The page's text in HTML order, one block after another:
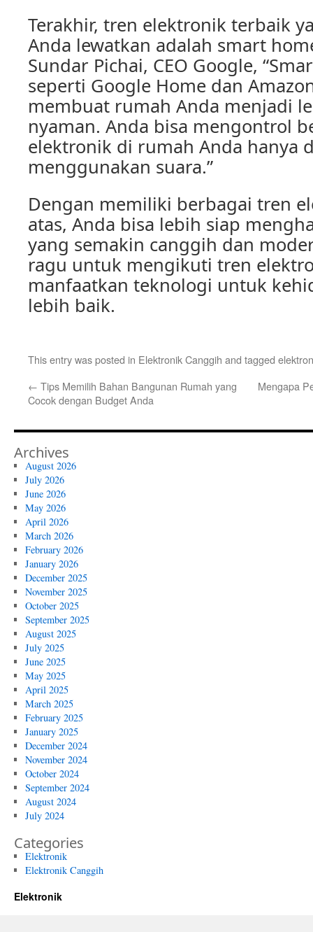
Terakhir, tren elektronik terbaik
Anda lewatkan adalah smart
Sundar Pichai, CEO Google,
seperti Google Home dan
membuat rumah Anda menjadi
nyaman. Anda bisa mengontrol
elektronik di rumah Anda hanya
menggunakan suara.”
Dengan memiliki berbagai tren
atas, Anda bisa lebih siap
yang semakin canggih dan
ragu untuk mengikuti tren
manfaatkan teknologi untuk
lebih baik.
This entry was posted in Elektronik Canggih and tagged
← Tips Memilih Bahan Bangunan Rumah yang
Cocok dengan Budget Anda
Mengapa
Archives
August 2026
July 2026
June 2026
May 2026
April 2026
March 2026
February 2026
January 2026
December 2025
November 2025
October 2025
September 2025
August 2025
July 2025
June 2025
May 2025
April 2025
March 2025
February 2025
January 2025
December 2024
November 2024
October 2024
September 2024
August 2024
July 2024
Categories
Elektronik
Elektronik Canggih
Elektronik